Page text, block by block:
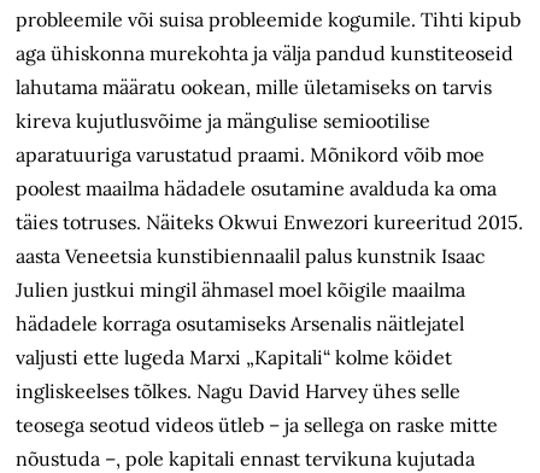
probleemile või suisa probleemide kogumile. Tihti kipub
aga ühiskonna murekohta ja välja pandud kunstiteoseid
lahutama määratu ookean, mille ületamiseks on tarvis
kireva kujutlusvõime ja mängulise semiootilise
aparatuuriga varustatud praami. Mõnikord võib moe
poolest maailma hädadele osutamine avalduda ka oma
täies totruses. Näiteks Okwui Enwezori kureeritud 2015.
aasta Veneetsia kunsti­biennaalil palus kunstnik Isaac
Julien justkui mingil ähmasel moel kõigile maailma
hädadele korraga osutamiseks Arsenalis näitlejatel
valjusti ette lugeda Marxi „Kapitali“ kolme köidet
ingliskeelses tõlkes. Nagu David Harvey ühes selle
teosega seotud videos ütleb – ja sellega on raske mitte
nõustuda –, pole kapitali ennast tervikuna kujutada